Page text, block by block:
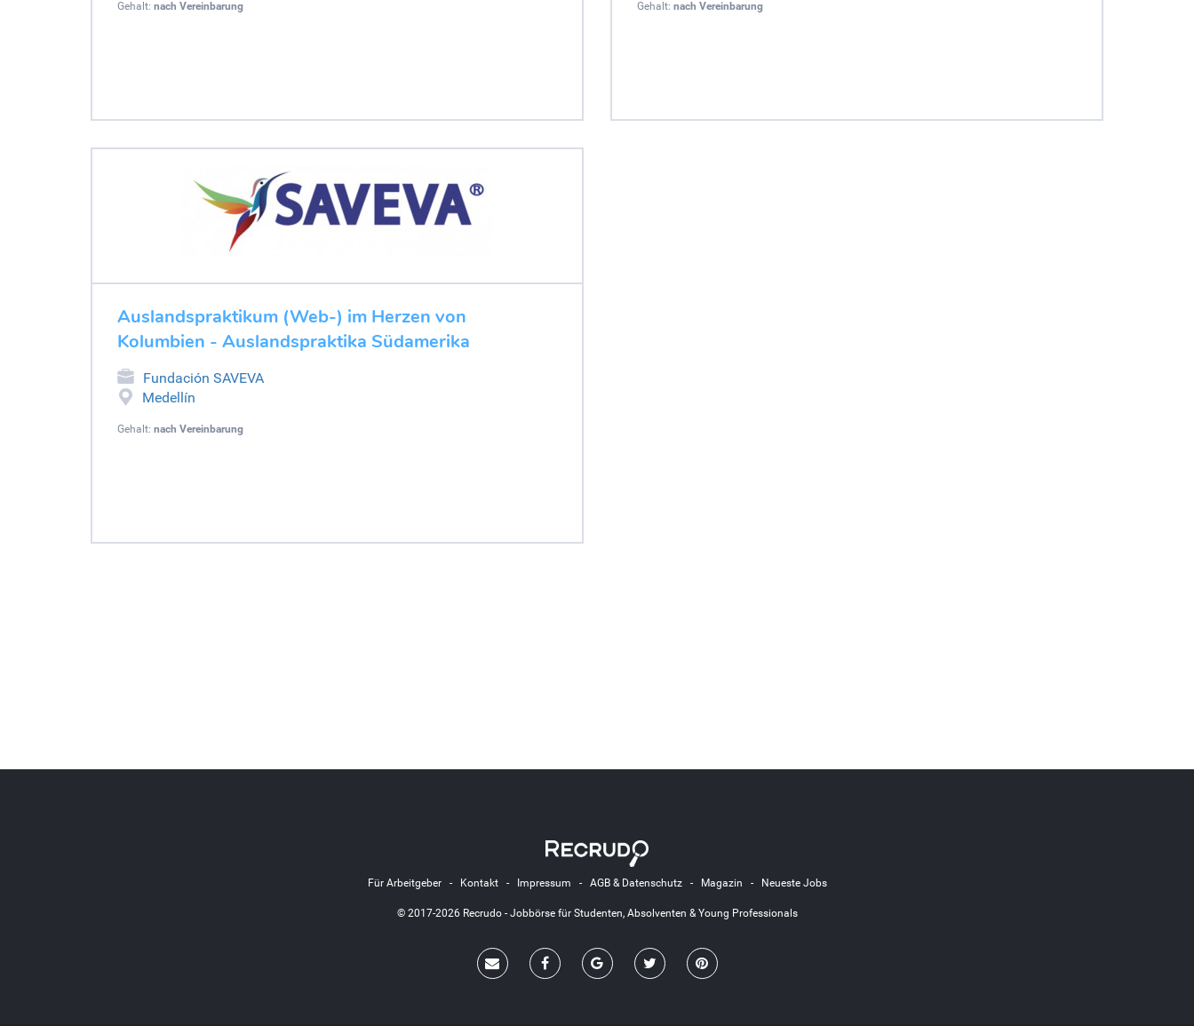
Gehalt: nach Vereinbarung Gehalt: nach Vereinbarung
Auslandspraktikum (Web-) im Herzen von
Kolumbien - Auslandspraktika Südamerika
Fundación SAVEVA
Medellín
Gehalt: nach Vereinbarung
Für Arbeitgeber- Kontakt- Impressum - AGB & Datenschutz- Magazin - Neueste Jobs
© 2017-2026 Recrudo - Jobbörse für Studenten, Absolventen & Young Professionals